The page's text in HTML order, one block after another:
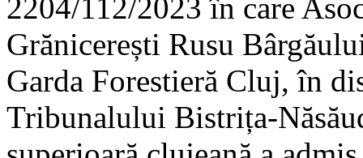
2204/112/2023 în care
Grănicerești Rusu
Garda Forestieră Cluj, în
Tribunalului Bistrița-